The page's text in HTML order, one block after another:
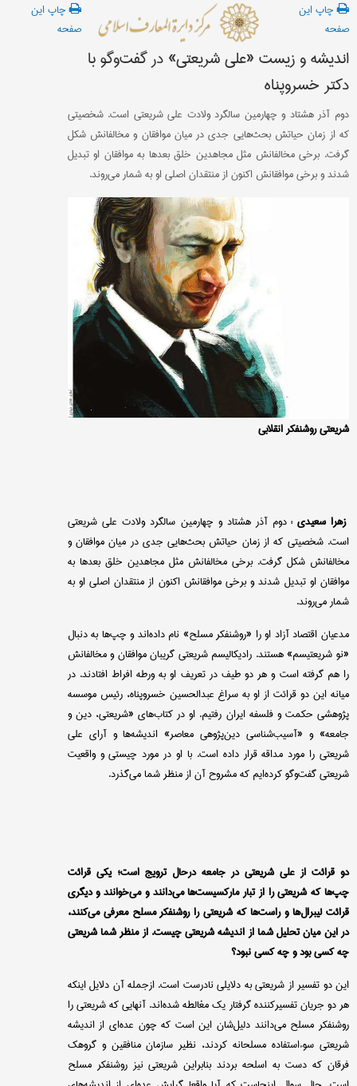
چاپ این
صفحه
چاپ این
صفحه
اندیشه و زیست «علی شریعتی» در گفت‌وگو با
دکتر خسروپناه
دوم آذر هشتاد و چهارمین سالگرد ولادت علی شریعتی است. شخصیتی
که از زمان حیاتش بحث‌هایی جدی در میان موافقان و مخالفانش شکل
گرفت. برخی مخالفانش مثل مجاهدین خلق بعدها به موافقان او تبدیل
شدند و برخی موافقانش اکنون از منتقدان اصلی او به شمار می‌روند.
شریعتی روشنفکر انقلابی
زهرا سعیدی : دوم آذر هشتاد و چهارمین سالگرد ولادت علی شریعتی
است. شخصیتی که از زمان حیاتش بحث‌هایی جدی در میان موافقان و
مخالفانش شکل گرفت. برخی مخالفانش مثل مجاهدین خلق بعدها به
موافقان او تبدیل شدند و برخی موافقانش اکنون از منتقدان اصلی او به
شمار می‌روند.
مدعیان اقتصاد آزاد او را «روشنفکر مسلح» نام داده‌اند و چپ‌ها به دنبال
«نو شریعتیسم» هستند. رادیکالیسم شریعتی گریبان موافقان و مخالفانش
را هم گرفته است و هر دو طیف در تعریف او به ورطه افراط افتادند. در
میانه این دو قرائت از او به سراغ عبدالحسین خسروپناه، رئیس موسسه
پژوهشی حکمت و فلسفه ایران رفتیم. او در کتاب‌های «شریعتی، دین و
جامعه» و «آسیب‌شناسی دین‌پژوهی معاصر» اندیشه‌ها و آرای علی
شریعتی را مورد مداقه قرار داده است. با او در مورد چیستی و واقعیت
شریعتی گفت‌وگو کرده‌ایم که مشروح آن از منظر شما می‌گذرد.
دو قرائت از علی شریعتی در جامعه درحال ترویج است؛ یکی قرائت
چپ‌ها که شریعتی را از تبار مارکسیست‌ها می‌دانند و می‌خوانند و دیگری
قرائت لیبرال‌ها و راست‌ها که شریعتی را روشنفکر مسلح معرفی می‌کنند،
در این میان تحلیل شما از اندیشه شریعتی چیست. از منظر شما شریعتی
چه کسی بود و چه کسی نبود؟
این دو تفسیر از شریعتی به دلایلی نادرست است. ازجمله آن دلایل اینکه
هر دو جریان تفسیر‌کننده گرفتار یک مغالطه شده‌اند. آنهایی که شریعتی را
روشنفکر مسلح می‌دانند دلیل‌شان این است که چون عده‌ای از اندیشه
شریعتی سوءاستفاده مسلحانه کردند، نظیر سازمان منافقین و گروهک
فرقان که دست به اسلحه بردند بنابراین شریعتی نیز روشنفکر مسلح